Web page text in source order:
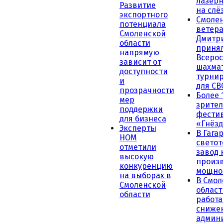
Развитие
экспортного
потенциала
Смоленской
области
напрямую
зависит от
доступности
и
прозрачности
мер
поддержки
для бизнеса
Эксперты
НОМ
отметили
высокую
конкуренцию
на выборах в
Смоленской
области
на
для
Более
В
завод
В